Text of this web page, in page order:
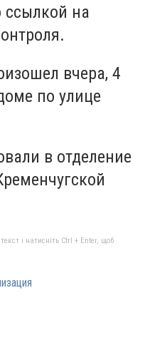
ссылкой на
вчера, 4
по улице
в отделение
і натисніть Ctrl + Enter, щоб